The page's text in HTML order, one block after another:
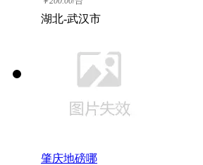
湖北-武汉市
肇庆地磅哪